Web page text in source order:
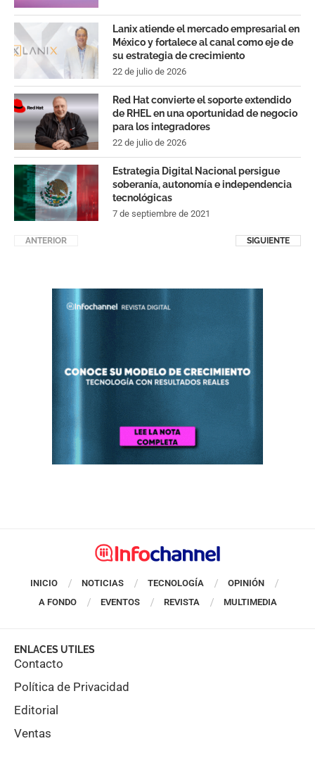
Lanix atiende el mercado empresarial en
México y fortalece al canal como eje de
su estrategia de crecimiento
22 de julio de 2026
Red Hat convierte el soporte extendido
de RHEL en una oportunidad de negocio
para los integradores
22 de julio de 2026
Estrategia Digital Nacional persigue
soberanía, autonomía e independencia
tecnológicas
7 de septiembre de 2021
ANTERIOR SIGUIENTE
INICIO NOTICIAS TECNOLOGÍA
OPINIÓN
A FONDO
EVENTOS REVISTA MULTIMEDIA
ENLACES UTILES
Contacto
Política de Privacidad
Editorial
Ventas